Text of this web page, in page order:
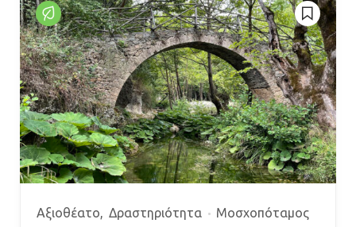
Αξιοθέατο Δραστηριότητα Μοσχοπόταμος